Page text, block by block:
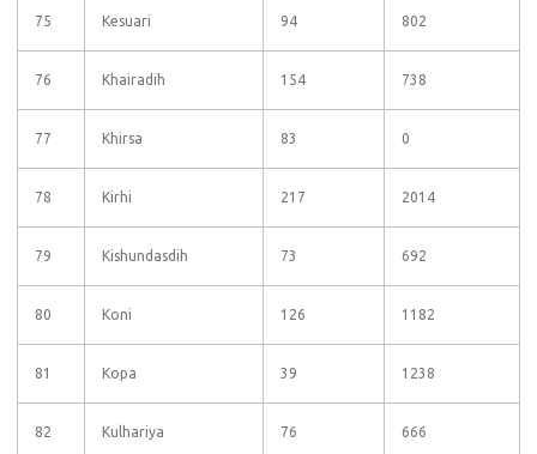
75 Kesuari 94 802
76 Khairadih 154 738
77 Khirsa 83 0
78 Kirhi 217 2014
79 Kishundasdih 73 692
80 Koni 126 1182
81 Kopa 39 1238
82 Kulhariya 76 666